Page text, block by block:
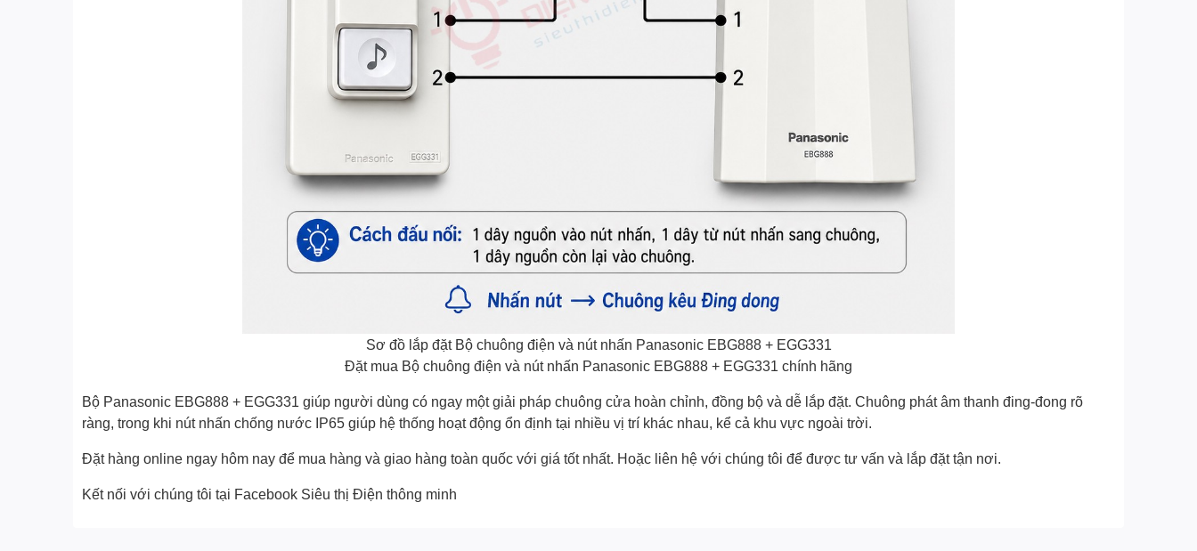
Sơ đồ lắp đặt Bộ chuông điện và nút nhấn Panasonic EBG888 + EGG331
Đặt mua Bộ chuông điện và nút nhấn Panasonic EBG888 + EGG331 chính hãng
Bộ Panasonic EBG888 + EGG331 giúp người dùng có ngay một giải pháp chuông cửa hoàn chỉnh, đồng bộ và dễ lắp đặt. Chuông phát âm thanh đing-đong rõ
ràng, trong khi nút nhấn chống nước IP65 giúp hệ thống hoạt động ổn định tại nhiều vị trí khác nhau, kể cả khu vực ngoài trời.
Đặt hàng online ngay hôm nay để mua hàng và giao hàng toàn quốc với giá tốt nhất. Hoặc liên hệ với chúng tôi để được tư vấn và lắp đặt tận nơi.
Kết nối với chúng tôi tại Facebook Siêu thị Điện thông minh